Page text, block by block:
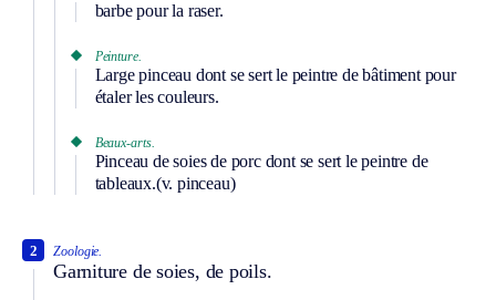
barbe pour la raser.
Peinture.
Large pinceau dont se sert le peintre de bâtiment pour
étaler les couleurs.
Beaux-arts.
Pinceau de soies de porc dont se sert le peintre de
tableaux.(v. pinceau)
Zoologie.
Garniture de soies, de poils.
2